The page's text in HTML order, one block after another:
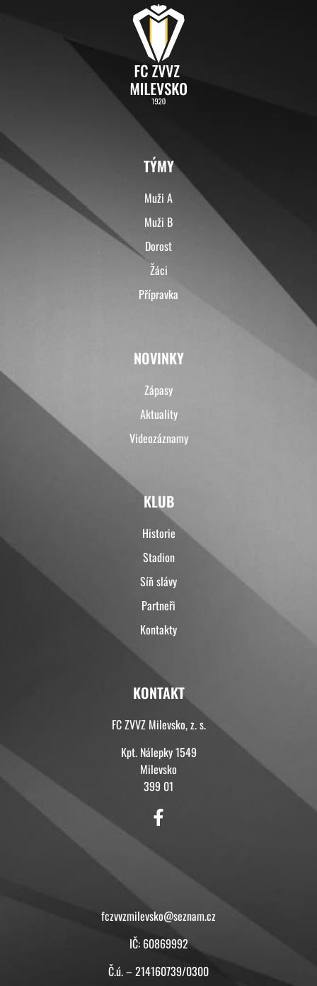
TÝMY
Muži A
Muži B
Dorost
Žáci
Přípravka
NOVINKY
Zápasy
Aktuality
Videozáznamy
KLUB
Historie
Stadion
Síň slávy
Partneři
Kontakty
KONTAKT
FC ZVVZ Milevsko, z. s.
Kpt. Nálepky 1549
Milevsko
399 01
fczvvzmilevsko@seznam.cz
IČ: 60869992
Č.ú. – 214160739/0300